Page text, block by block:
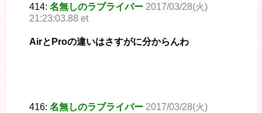
414: 名無しのラブライバー 2017/03/28(火)
21:23:03.88 et
AirとProの違いはさすがに分からんわ
416: 名無しのラブライバー 2017/03/28(火)